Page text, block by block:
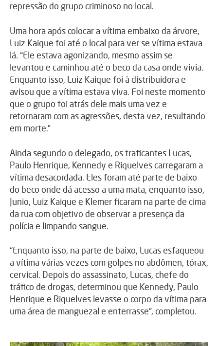
repressão do grupo criminoso no local.
Uma hora após colocar a vítima embaixo da árvore,
Luiz Kaique foi até o local para ver se vítima estava
lá. “Ele estava agonizando, mesmo assim se
levantou e caminhou até o beco da casa onde vivia.
Enquanto isso, Luiz Kaique foi à distribuidora e
avisou que a vítima estava viva. Foi neste momento
que o grupo foi atrás dele mais uma vez e
retornaram com as agressões, desta vez, resultando
em morte.”
Ainda segundo o delegado, os traficantes Lucas,
Paulo Henrique, Kennedy e Riquelves carregaram a
vítima desacordada. Eles foram até parte de baixo
do beco onde dá acesso a uma mata, enquanto isso,
Junio, Luiz Kaique e Klemer ficaram na parte de cima
da rua com objetivo de observar a presença da
polícia e limpando sangue.
“Enquanto isso, na parte de baixo, Lucas esfaqueou
a vítima várias vezes com golpes no abdômen, tórax,
cervical. Depois do assassinato, Lucas, chefe do
tráfico de drogas, determinou que Kennedy, Paulo
Henrique e Riquelves levasse o corpo da vítima para
uma área de manguezal e enterrasse”, completou.